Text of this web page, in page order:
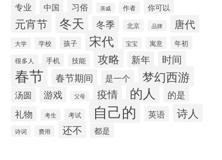
专业 中国 习俗 亲戚 作者 你可以
元宵节 冬天 冬季 北京 品牌 唐代
大学 学校 孩子 宋代 宝宝 寓意 年初
很多人 手机 技能 攻略 新年 时间
春节 春节期间 是一个 梦幻西游
汤圆 游戏 父母 疫情 的人 的是
礼物 考生 考试 自己的 英语 诗人
诗词 费用 还不 都是